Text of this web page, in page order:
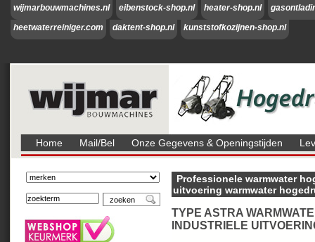
wijmarbouwmachines.nl eibenstock-shop.nl heater-shop.nl
heetwaterreiniger.com
daktent-shop.nl kunststofkozijnen-shop.nl
Home Mail/bel Onze Gegevens & Openingstijden
Professionele warmwater
uitvoering warmwater
TYPE ASTRA
INDUSTRIELE